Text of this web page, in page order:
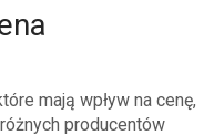
mają wpływ na cenę,
różnych producentów